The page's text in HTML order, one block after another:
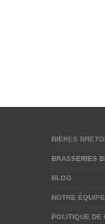
BIÈRES
BRASSERIES
BLOG
NOTRE ÉQUIPE
POLITIQUE DE